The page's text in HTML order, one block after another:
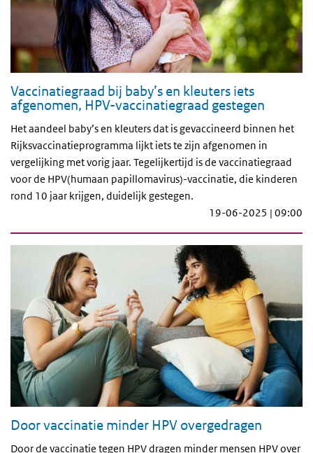
Vaccinatiegraad bij baby’s en kleuters iets
afgenomen, HPV-vaccinatiegraad gestegen
Het aandeel baby’s en kleuters dat is gevaccineerd binnen het
Rijksvaccinatieprogramma lijkt iets te zijn afgenomen in
vergelijking met vorig jaar. Tegelijkertijd is de vaccinatiegraad
voor de HPV(humaan papillomavirus)-vaccinatie, die kinderen
rond 10 jaar krijgen, duidelijk gestegen.
19-06-2025 | 09:00
Door vaccinatie minder HPV overgedragen
Door de vaccinatie tegen HPV dragen minder mensen HPV over